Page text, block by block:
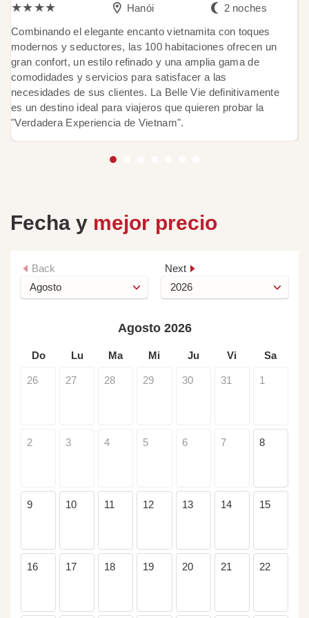
★★★★
Hanói 2 noches
Combinando el elegante encanto vietnamita con toques
modernos y seductores, las 100 habitaciones ofrecen un
gran confort, un estilo refinado y una amplia gama de
comodidades y servicios para satisfacer a las
necesidades de sus clientes. La Belle Vie definitivamente
es un destino ideal para viajeros que quieren probar la
"Verdadera Experiencia de Vietnam".
Fecha y mejor precio
Back Next
Agosto 2026
Do Lu Ma Mi Ju Vi Sa
26 27 28 29 30 31 1
2 3 4 5 6 7 8
9 10 11 12 13 14 15
16 17 18 19 20 21 22